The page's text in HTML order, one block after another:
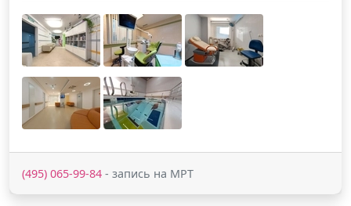
(495) 065-99-84 - запись на МРТ